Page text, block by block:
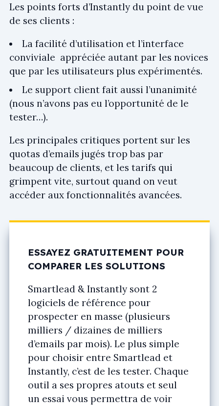
Les points forts d’Instantly du point de vue
de ses clients :
La facilité d’utilisation et l’interface
conviviale appréciée autant par les novices
que par les utilisateurs plus expérimentés.
Le support client fait aussi l’unanimité
(nous n’avons pas eu l’opportunité de le
tester…).
Les principales critiques portent sur les
quotas d’emails jugés trop bas par
beaucoup de clients, et les tarifs qui
grimpent vite, surtout quand on veut
accéder aux fonctionnalités avancées.
ESSAYEZ GRATUITEMENT POUR
COMPARER LES SOLUTIONS
Smartlead & Instantly sont 2
logiciels de référence pour
prospecter en masse (plusieurs
milliers / dizaines de milliers
d’emails par mois). Le plus simple
pour choisir entre Smartlead et
Instantly, c’est de les tester. Chaque
outil a ses propres atouts et seul
un essai vous permettra de voir